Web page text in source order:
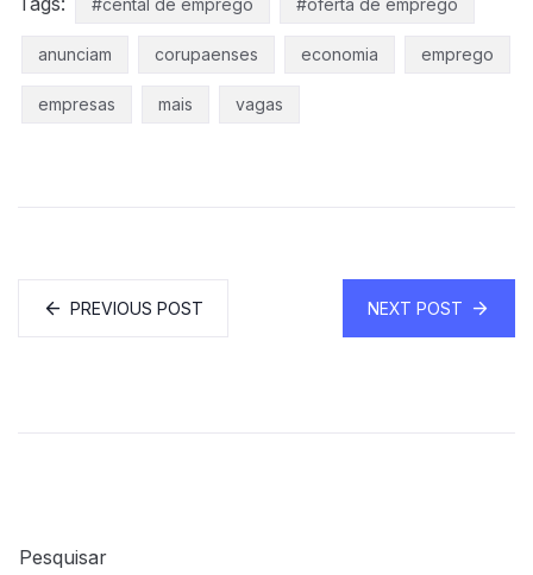
anunciam corupaenses economia emprego
empresas mais vagas
PREVIOUS POST NEXT POST
Pesquisar